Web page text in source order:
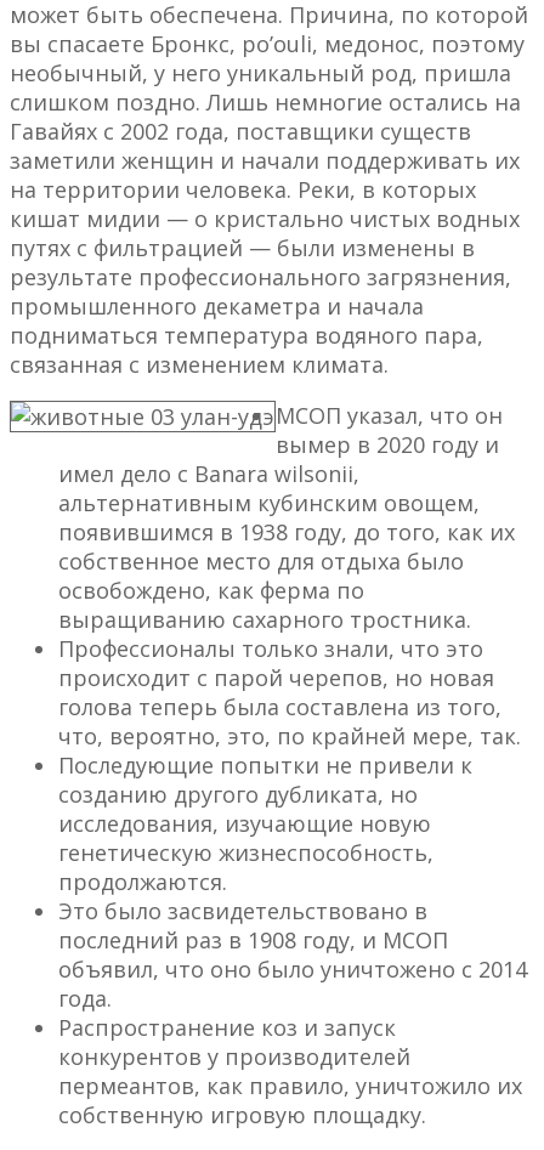
может быть обеспечена. Причина, по которой
вы спасаете Бронкс, po’ouli, медонос, поэтому
необычный, у него уникальный род, пришла
слишком поздно. Лишь немногие остались на
Гавайях с 2002 года, поставщики существ
заметили женщин и начали поддерживать их
на территории человека. Реки, в которых
кишат мидии — о кристально чистых водных
путях с фильтрацией — были изменены в
результате профессионального загрязнения,
промышленного декаметра и начала
подниматься температура водяного пара,
связанная с изменением климата.
МСОП указал, что он
вымер в 2020 году и
имел дело с Banara wilsonii,
альтернативным кубинским овощем,
появившимся в 1938 году, до того, как их
собственное место для отдыха было
освобождено, как ферма по
выращиванию сахарного тростника.
Профессионалы только знали, что это
происходит с парой черепов, но новая
голова теперь была составлена ​​из того,
что, вероятно, это, по крайней мере, так.
Последующие попытки не привели к
созданию другого дубликата, но
исследования, изучающие новую
генетическую жизнеспособность,
продолжаются.
Это было засвидетельствовано в
последний раз в 1908 году, и МСОП
объявил, что оно было уничтожено с 2014
года.
Распространение коз и запуск
конкурентов у производителей
пермеантов, как правило, уничтожило их
собственную игровую площадку.